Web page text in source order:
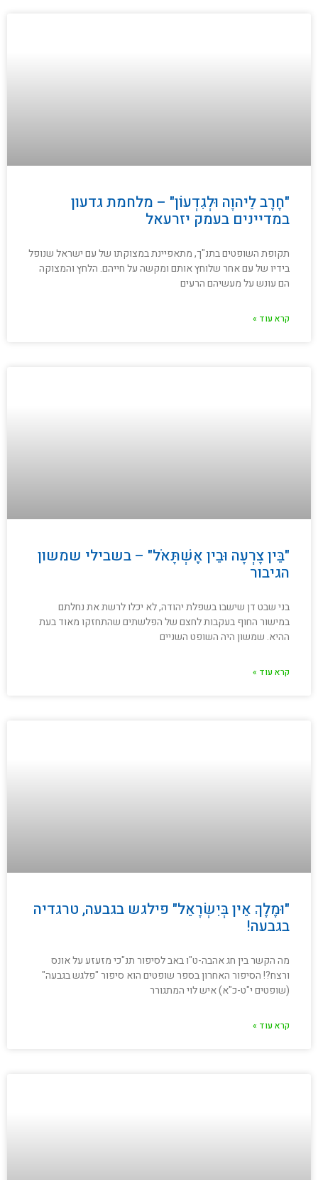
"חֶרֶב לַיהוָה וּלְגִדְעוֹן" – מלחמת גדעון
במדיינים בעמק יזרעאל
תקופת השופטים בתנ"ך, מתאפיינת במצוקתו של עם ישראל שנופל
בידיו של עם אחר שלוחץ אותם ומקשה על חייהם. הלחץ והמצוקה
הם עונש על מעשיהם הרעים
קרא עוד »
"בֵּין צָרְעָה וּבֵין אֶשְׁתָּאֹל" – בשבילי שמשון
הגיבור
בני שבט דן שישבו בשפלת יהודה, לא יכלו לרשת את נחלתם
במישור החוף בעקבות לחצם של הפלשתים שהתחזקו מאוד בעת
ההיא. שמשון היה השופט השניים
קרא עוד »
"וּמֶלֶךְ אֵין בְּיִשְׂרָאֵל" פילגש בגבעה, טרגדיה
בגבעה!
מה הקשר בין חג אהבה-ט"ו באב לסיפור תנ"כי מזעזע על אונס
ורצח?! הסיפור האחרון בספר שופטים הוא סיפור "פלגש בגבעה"
(שופטים י"ט-כ"א) איש לוי המתגורר
קרא עוד »